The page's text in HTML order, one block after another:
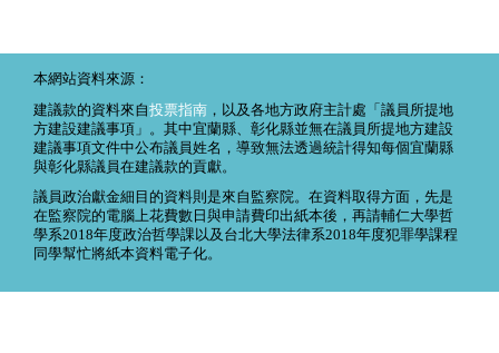
本網站資料來源：
建議款的資料來自投票指南 ，以及各地方政府主計處「議員所提地
方建設建議事項」。其中宜蘭縣、彰化縣並無在議員所提地方建設
建議事項文件中公布議員姓名，導致無法透過統計得知每個宜蘭縣
與彰化縣議員在建議款的貢獻。
議員政治獻金細目的資料則是來自監察院。在資料取得方面，先是
在監察院的電腦上花費數日與申請費印出紙本後，再請輔仁大學哲
學系2018年度政治哲學課以及台北大學法律系2018年度犯罪學課程
同學幫忙將紙本資料電子化。